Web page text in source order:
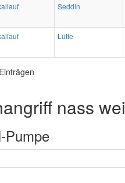
Seddin
Lütte
nass
Pumpe